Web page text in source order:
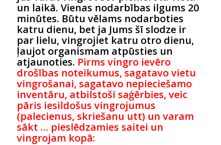
un laikā. Vienas nodarbības ilgums 20
minūtes. Būtu vēlams nodarboties
katru dienu, bet ja Jums šī slodze ir
par lielu, vingrojiet katru otro dienu,
ļaujot organismam atpūsties un
atjaunoties. Pirms vingro ievēro
drošības noteikumus, sagatavo vietu
vingrošanai, sagatavo nepieciešamo
inventāru, atbilstoši saģērbies, veic
pāris iesildošus vingrojumus
(palecienus, skriešanu utt) un varam
sākt … pieslēdzamies saitei un
vingrojam kopā: